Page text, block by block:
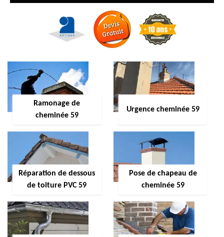
Ramonage de
cheminée 59
Urgence cheminée 59
Réparation de dessous
de toiture PVC 59
Pose de chapeau de
cheminée 59